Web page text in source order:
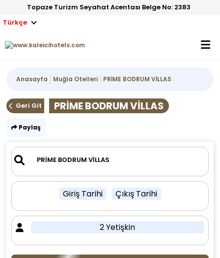
Topaze Turizm Seyahat Acentası Belge No: 2383
Türkçe
Anasayfa Muğla Otelleri PRİME BODRUM VİLLAS
Geri Git PRİME BODRUM VİLLAS
Paylaş
Giriş Tarihi Çıkış Tarihi
2 Yetişkin